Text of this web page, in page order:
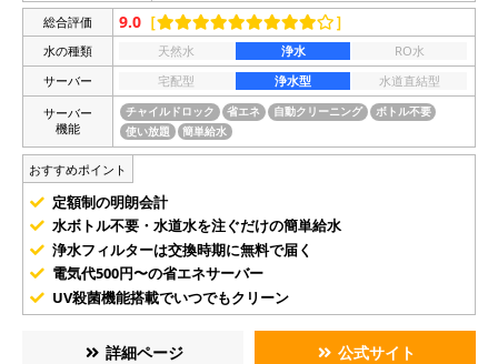
総合評価 9.0 ［ ］
水の種類 天然水 浄水
RO水
サーバー
宅配型 浄水型
水道直結型
サーバー
機能
チャイルドロック 省エネ 自動クリーニング
ボトル不要
使い放題
簡単給水
おすすめポイント
定額制の明朗会計
水ボトル不要・水道水を注ぐだけの簡単給水
浄水フィルターは交換時期に無料で届く
電気代500円〜の省エネサーバー
UV殺菌機能搭載でいつでもクリーン
詳細ページ 公式サイト